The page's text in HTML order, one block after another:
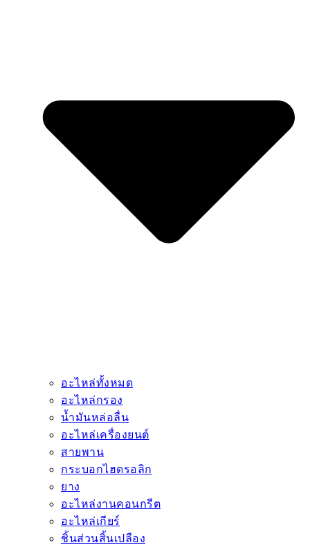
อะไหล่ทั้งหมด
อะไหล่กรอง
น้ำมันหล่อลื่น
อะไหล่เครื่องยนต์
สายพาน
กระบอกไฮดรอลิก
ยาง
อะไหล่งานคอนกรีต
อะไหล่เกียร์
ชิ้นส่วนสิ้นเปลือง